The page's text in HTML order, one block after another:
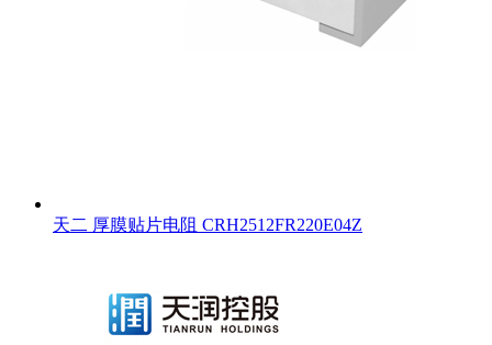
天二 厚膜贴片电阻 CRH2512FR220E04Z